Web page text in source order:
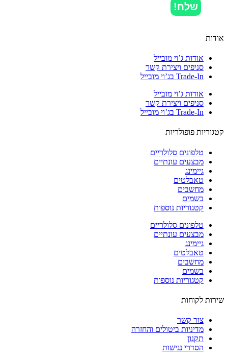
שלח!
אודות ג’וי מובייל
סניפים ויצירת קשר
Trade-In בג’וי מובייל
אודות ג’וי מובייל
סניפים ויצירת קשר
Trade-In בג’וי מובייל
פופולריות
טלפונים סלולריים
מבצעים עונתיים
גיימינג
טאבלטים
מחשבים
בשמים
קטגוריות נוספות
טלפונים סלולריים
מבצעים עונתיים
גיימינג
טאבלטים
מחשבים
בשמים
קטגוריות נוספות
לקוחות
צור קשר
מדיניות ביטולים והחזרה
תקנון
הסדרי נגישות